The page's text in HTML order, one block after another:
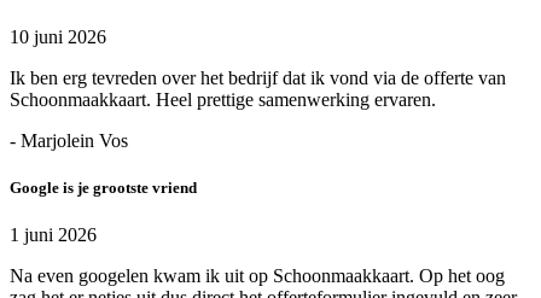
10 juni 2026
Ik ben erg tevreden over het bedrijf dat ik vond via de offerte van
Schoonmaakkaart. Heel prettige samenwerking ervaren.
- Marjolein Vos
Google is je grootste vriend
1 juni 2026
Na even googelen kwam ik uit op Schoonmaakkaart. Op het oog